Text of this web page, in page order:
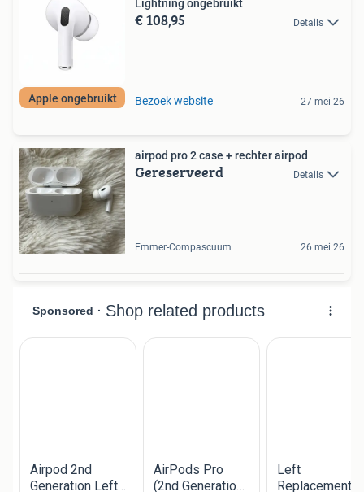
Apple ongebruikt
Lightning ongebruikt
€ 108,95 Details
Bezoek website 27 mei 26
airpod pro 2 case + rechter airpod
Gereserveerd Details
Emmer-Compascuum 26 mei 26